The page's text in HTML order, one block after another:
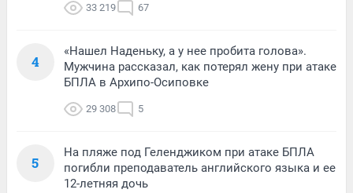
33 219 67
4
«Нашел Наденьку, а у нее пробита голова».
Мужчина рассказал, как потерял жену при атаке
БПЛА в Архипо-Осиповке
29 308 5
5
На пляже под Геленджиком при атаке БПЛА
погибли преподаватель английского языка и ее
12-летняя дочь